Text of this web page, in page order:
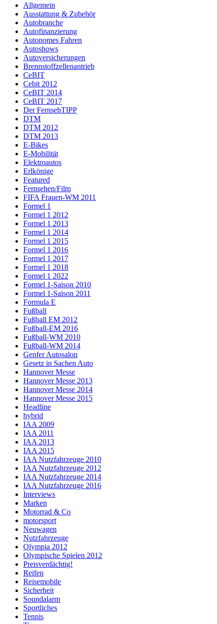
Allgemein
Ausstattung & Zubehör
Autobranche
Autofinanzierung
Autonomes Fahren
Autoshows
Autoversicherungen
Brennstoffzellenantrieb
CeBIT
Cebit 2012
CeBIT 2014
CeBIT 2017
Der FernsehTIPP
DTM
DTM 2012
DTM 2013
E-Bikes
E-Mobilität
Elektroautos
Erlkönige
Featured
Fernsehen/Film
FIFA Frauen-WM 2011
Formel 1
Formel 1 2012
Formel 1 2013
Formel 1 2014
Formel 1 2015
Formel 1 2016
Formel 1 2017
Formel 1 2018
Formel 1 2022
Formel 1-Saison 2010
Formel 1-Saison 2011
Formula E
Fußball
Fußball EM 2012
Fußball-EM 2016
Fußball-WM 2010
Fußball-WM 2014
Genfer Autosalon
Gesetz in Sachen Auto
Hannover Messe
Hannover Messe 2013
Hannover Messe 2014
Hannover Messe 2015
Headline
hybrid
IAA 2009
IAA 2011
IAA 2013
IAA 2015
IAA Nutzfahrzeuge 2010
IAA Nutzfahrzeuge 2012
IAA Nutzfahrzeuge 2014
IAA Nutzfahrzeuge 2016
Interviews
Marken
Motorrad & Co
motorsport
Neuwagen
Nutzfahrzeuge
Olympia 2012
Olympische Spielen 2012
Preisverdächtig!
Reifen
Reisemobile
Sicherheit
Soundalarm
Sportliches
Tennis